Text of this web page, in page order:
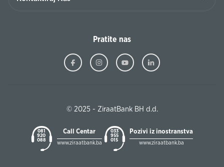
Pratite nas
© 2025 - ZiraatBank BH d.d.
081
920
088
Call Centar
www.ziraatbank.ba
033
955
015
Pozivi iz inostranstva
www.ziraatbank.ba